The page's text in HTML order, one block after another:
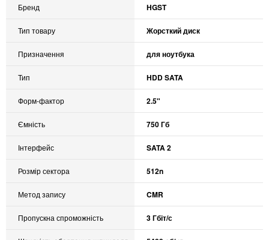
Бренд HGST
Тип товару Жорсткий диск
Призначення для ноутбука
Тип HDD SATA
Форм-фактор 2.5"
Ємність 750 Гб
Інтерфейс SATA 2
Розмір сектора 512n
Метод запису CMR
Пропускна спроможність 3 Гбіт/с